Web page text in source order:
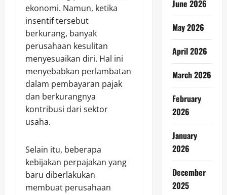
ekonomi. Namun, ketika
insentif tersebut
berkurang, banyak
perusahaan kesulitan
menyesuaikan diri. Hal ini
menyebabkan perlambatan
dalam pembayaran pajak
dan berkurangnya
kontribusi dari sektor
usaha.
Selain itu, beberapa
kebijakan perpajakan yang
baru diberlakukan
membuat perusahaan
June 2026
May 2026
April 2026
March 2026
February
2026
January
2026
December
2025